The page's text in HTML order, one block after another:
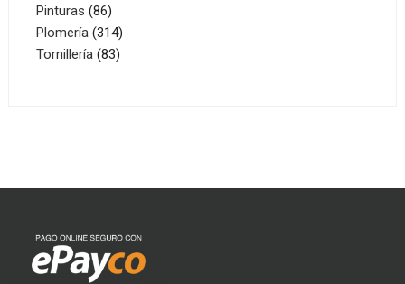
Pinturas 8686
productos
Plomería 314314
productos
Tornillería 8383